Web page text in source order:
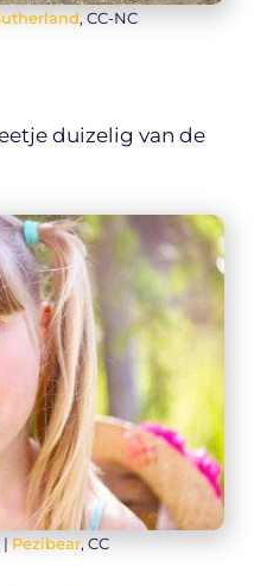
, CC-NC
duizelig van de
Pezibear, CC